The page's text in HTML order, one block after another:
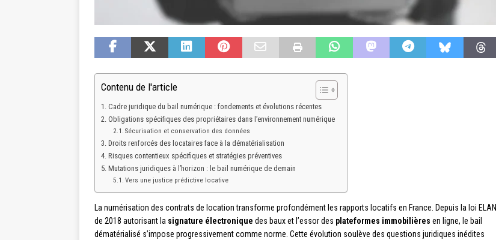
Contenu de l'article
Cadre juridique du bail numérique : fondements et évolutions récentes
Obligations spécifiques des propriétaires dans l’environnement numérique
Sécurisation et conservation des données
Droits renforcés des locataires face à la dématérialisation
Risques contentieux spécifiques et stratégies préventives
Mutations juridiques à l’horizon : le bail numérique de demain
Vers une justice prédictive locative
La numérisation des contrats de location transforme profondément les rapports locatifs en France. Depuis la loi ELAN
de 2018 autorisant la signature électronique des baux et l’essor des plateformes immobilières en ligne, le bail
dématérialisé s’impose progressivement comme norme. Cette évolution soulève des questions juridiques inédites